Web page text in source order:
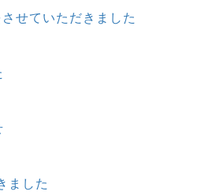
せていただきました
ました